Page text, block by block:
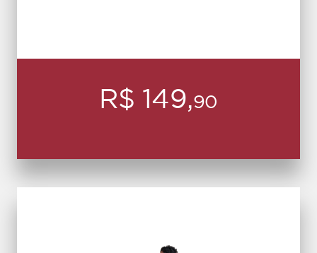
R$ 149,90